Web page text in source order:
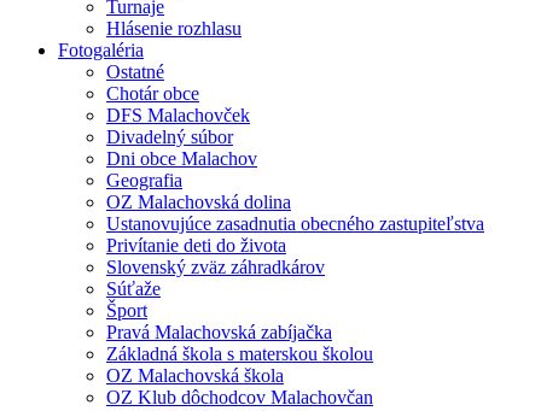
Turnaje
Hlásenie rozhlasu
Fotogaléria
Ostatné
Chotár obce
DFS Malachovček
Divadelný súbor
Dni obce Malachov
Geografia
OZ Malachovská dolina
Ustanovujúce zasadnutia obecného zastupiteľstva
Privítanie deti do života
Slovenský zväz záhradkárov
Súťaže
Šport
Pravá Malachovská zabíjačka
Základná škola s materskou školou
OZ Malachovská škola
OZ Klub dôchodcov Malachovčan